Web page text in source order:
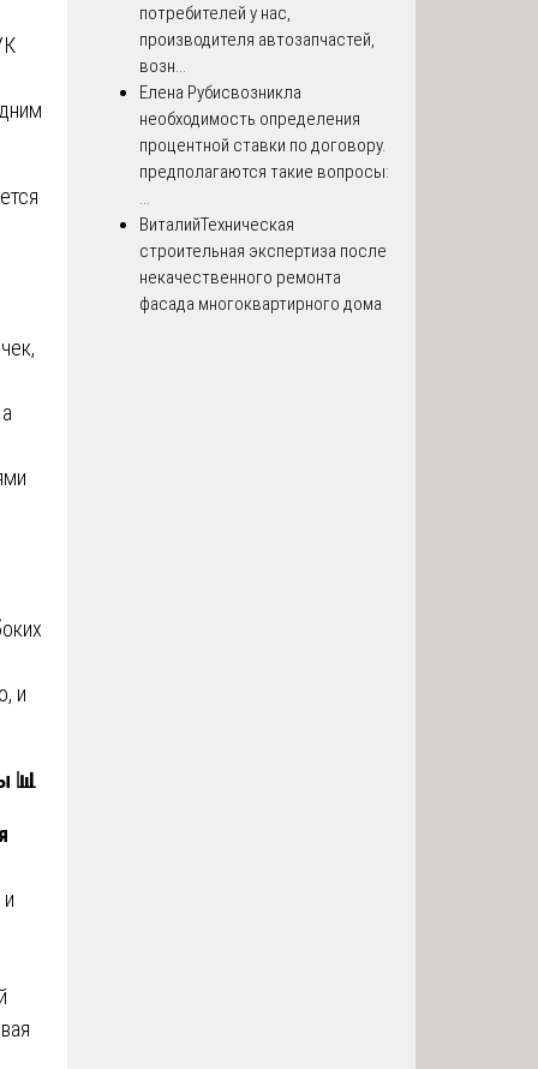
и
📊
потребителей у нас,
производителя автозапчастей,
возн...
Елена Рубисвозникла
необходимость определения
процентной ставки по договору.
предполагаются такие вопросы:
...
ВиталийТехническая
строительная экспертиза после
некачественного ремонта
фасада многоквартирного дома